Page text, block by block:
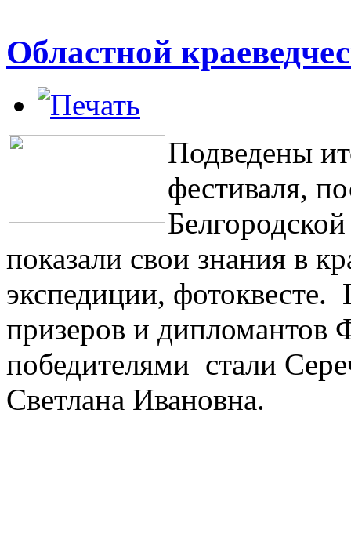
Областной
Подведены
фестиваля,
показали свои знания в
экспедиции, фотоквесте.
призеров и
победителями стали
Светлана Ивановна.